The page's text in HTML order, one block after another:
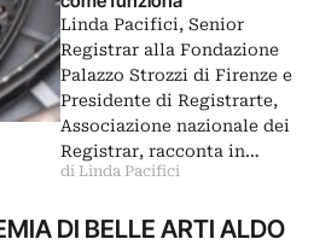
Linda Pacifici, Senior
Registrar alla Fondazione
Palazzo Strozzi di Firenze e
Presidente di Registrarte,
Associazione nazionale dei
Registrar, racconta in…
di Linda Pacifici
DI BELLE ARTI ALDO